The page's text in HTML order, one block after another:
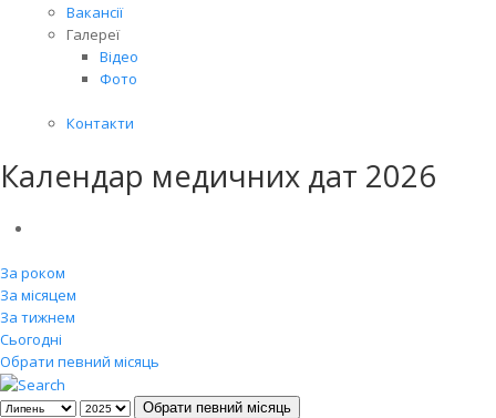
Вакансії
Галереї
Відео
Фото
Контакти
Календар медичних дат 2026
За роком
За місяцем
За тижнем
Сьогодні
Обрати певний місяць
Обрати певний місяць